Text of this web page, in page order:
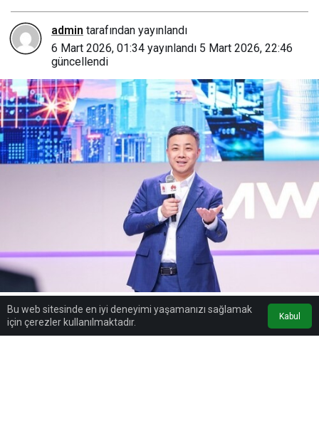
admin tarafından yayınlandı
6 Mart 2026, 01:34 yayınlandı 5 Mart 2026, 22:46
güncellendi
Google'da Abone Ol
Bu web sitesinde en iyi deneyimi yaşamanızı sağlamak
için çerezler kullanılmaktadır.
Kabul